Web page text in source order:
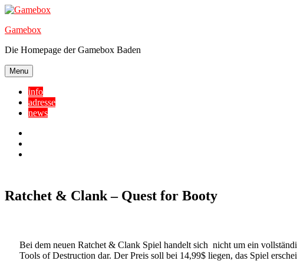
Skip
content
Gamebox
Die Homepage der Gamebox Baden
Menu
info
adresse
news
Ratchet & Clank – Quest for Booty
Bei dem neuen Ratchet & Clank Spiel handelt sich nicht um ein
Tools of Destruction dar. Der Preis soll bei 14,99$ liegen, das Spiel